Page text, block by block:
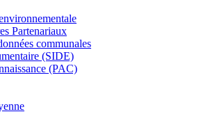
Partenariaux
communales
(SIDE)
(PAC)